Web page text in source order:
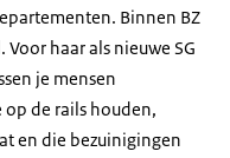
Binnen BZ
haar als nieuwe SG
je mensen
de rails houden,
en die bezuinigingen